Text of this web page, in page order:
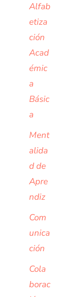
Alfab
etiza
ción
Acad
émic
a
Básic
a
Ment
alida
d de
Apre
ndiz
Com
unica
ción
Cola
borac